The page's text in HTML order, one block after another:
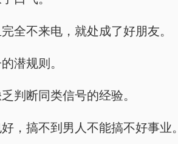
全不来电，就处成了好朋友。
潜规则。
判断同类信号的经验。
，搞不到男人不能搞不好事业。